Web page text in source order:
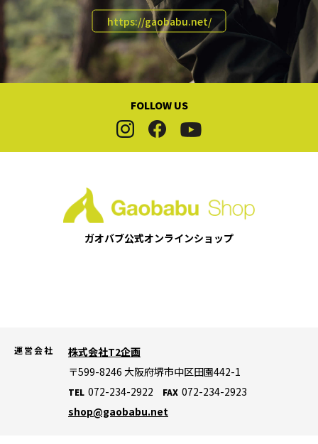
https://gaobabu.net/
FOLLOW US
ガオバブ公式オンラインショップ
運営会社
株式会社T2企画
〒599-8246 大阪府堺市中区田園442-1
TEL 072-234-2922 FAX 072-234-2923
shop@gaobabu.net